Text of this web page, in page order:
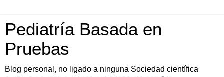
Pediatría Basada en
Pruebas
Blog personal, no ligado a ninguna Sociedad científica